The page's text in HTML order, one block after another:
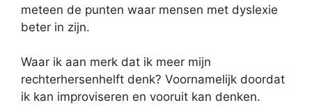
meteen de punten waar mensen met dyslexie
beter in zijn.
Waar ik aan merk dat ik meer mijn
rechterhersenhelft denk? Voornamelijk doordat
ik kan improviseren en vooruit kan denken.